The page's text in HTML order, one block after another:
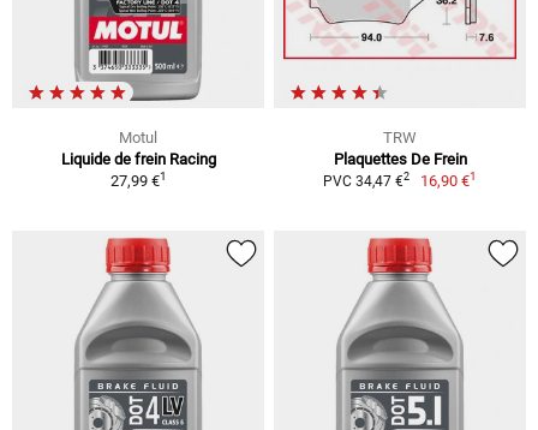
Motul
Liquide de frein Racing
27,99 €1
TRW
Plaquettes De Frein
PVC 34,47 €2 16,90 €1